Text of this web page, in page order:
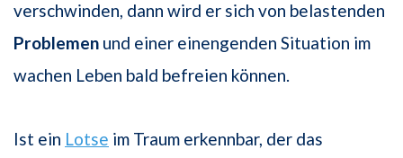
verschwinden, dann wird er sich von belastenden
Problemen und einer einengenden Situation im
wachen Leben bald befreien können.
Ist ein Lotse im Traum erkennbar, der das